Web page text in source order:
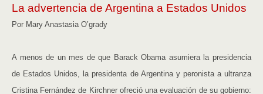
La advertencia de Argentina a Estados Unidos
Por Mary Anastasia O’grady
A menos de un mes de que Barack Obama asumiera la presidencia
de Estados Unidos, la presidenta de Argentina y peronista a ultranza
Cristina Fernández de Kirchner ofreció una evaluación de su gobierno: